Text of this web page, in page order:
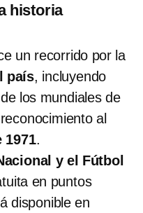
historia
un recorrido por la
país, incluyendo
los mundiales de
al
1971.
y el Fútbol
en puntos
disponible en